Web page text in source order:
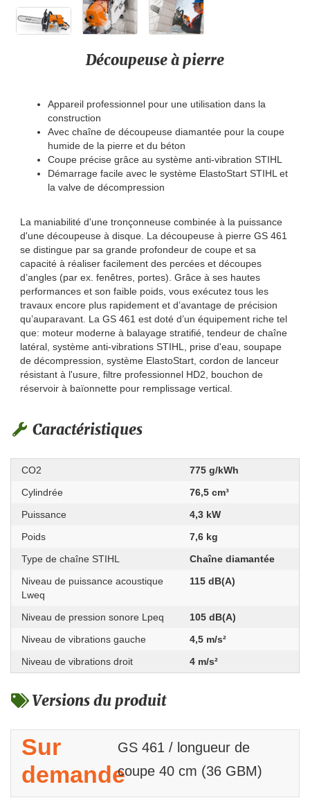
Découpeuse à pierre
Appareil professionnel pour une utilisation dans la
construction
Avec chaîne de découpeuse diamantée pour la coupe
humide de la pierre et du béton
Coupe précise grâce au système anti-vibration STIHL
Démarrage facile avec le système ElastoStart STIHL et
la valve de décompression
La maniabilité d'une tronçonneuse combinée à la puissance
d'une découpeuse à disque. La découpeuse à pierre GS 461
se distingue par sa grande profondeur de coupe et sa
capacité à réaliser facilement des percées et découpes
d’angles (par ex. fenêtres, portes). Grâce à ses hautes
performances et son faible poids, vous exécutez tous les
travaux encore plus rapidement et d’avantage de précision
qu’auparavant. La GS 461 est doté d’un équipement riche tel
que: moteur moderne à balayage stratifié, tendeur de chaîne
latéral, système anti-vibrations STIHL, prise d'eau, soupape
de décompression, système ElastoStart, cordon de lanceur
résistant à l'usure, filtre professionnel HD2, bouchon de
réservoir à baïonnette pour remplissage vertical.
Caractéristiques
CO2
775 g/kWh
Cylindrée
76,5 cm³
Puissance
4,3 kW
Poids
7,6 kg
Type de chaîne STIHL
Chaîne diamantée
Niveau de puissance acoustique
Lweq
115 dB(A)
Niveau de pression sonore Lpeq
105 dB(A)
Niveau de vibrations gauche
4,5 m/s²
Niveau de vibrations droit
4 m/s²
Versions du produit
Sur
demande
GS 461 / longueur de
coupe 40 cm (36 GBM)